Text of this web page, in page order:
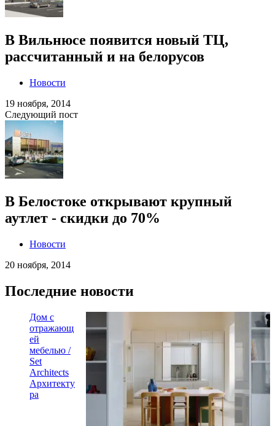
В Вильнюсе появится новый ТЦ,
рассчитанный и на белорусов
Новости
19 ноября, 2014
Следующий пост
В Белостоке открывают крупный
аутлет - скидки до 70%
Новости
20 ноября, 2014
Последние новости
Дом с
отражающ
ей
мебелью /
Set
Architects
Архитекту
ра